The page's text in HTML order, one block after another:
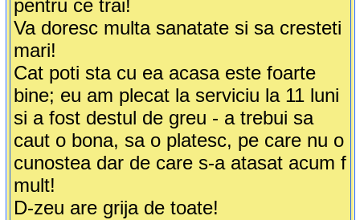
pentru ce trai!
Va doresc multa sanatate si sa cresteti
mari!
Cat poti sta cu ea acasa este foarte
bine; eu am plecat la serviciu la 11 luni
si a fost destul de greu - a trebui sa
caut o bona, sa o platesc, pe care nu o
cunostea dar de care s-a atasat acum f
mult!
D-zeu are grija de toate!